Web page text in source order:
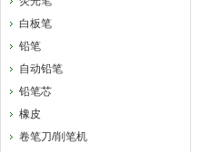
白板笔
铅笔
自动铅笔
铅笔芯
橡皮
卷笔刀/削笔机